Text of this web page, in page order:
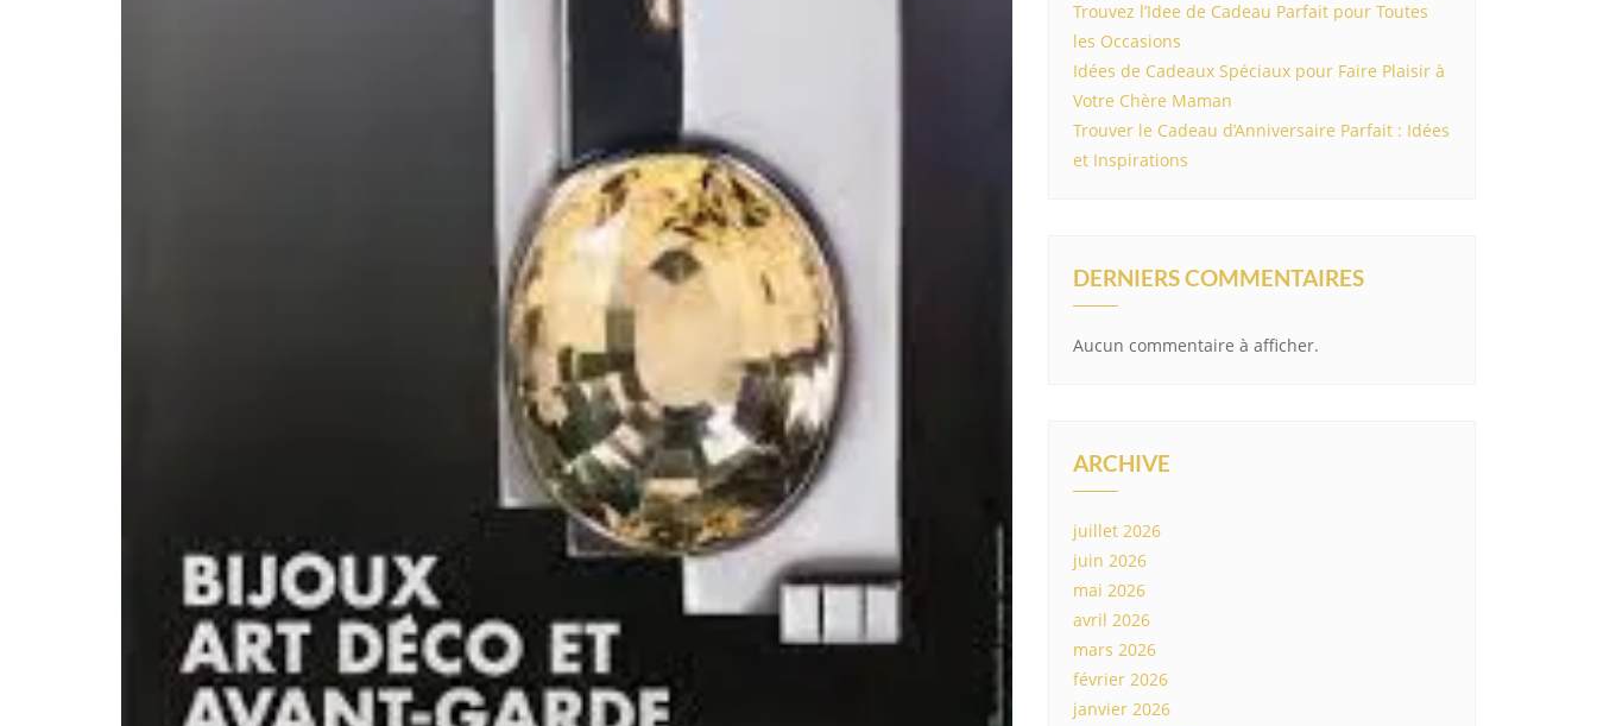
Trouvez l’Idee de Cadeau Parfait pour Toutes
les Occasions
Idées de Cadeaux Spéciaux pour Faire Plaisir à
Votre Chère Maman
Trouver le Cadeau d’Anniversaire Parfait : Idées
et Inspirations
DERNIERS COMMENTAIRES
Aucun commentaire à afficher.
ARCHIVE
juillet 2026
juin 2026
mai 2026
avril 2026
mars 2026
février 2026
janvier 2026